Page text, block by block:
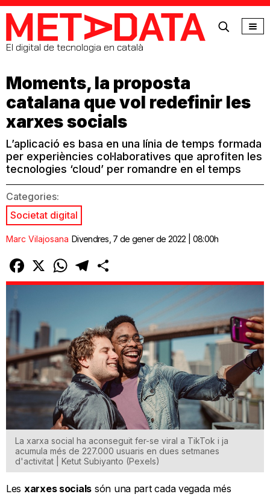
MetaData
El digital de tecnologia en català
Moments, la proposta
catalana que vol redefinir les
xarxes socials
L’aplicació es basa en una línia de temps formada
per experiències col·laboratives que aprofiten les
tecnologies ‘cloud’ per romandre en el temps
Categories:
Societat digital
Marc Vilajosana Divendres, 7 de gener de 2022 | 08:00h
Facebook
X WhatsAppTelegram
La xarxa social ha aconseguit fer-se viral a TikTok i ja
acumula més de 227.000 usuaris en dues setmanes
d'activitat | Ketut Subiyanto (Pexels)
Les xarxes socials són una part cada vegada més